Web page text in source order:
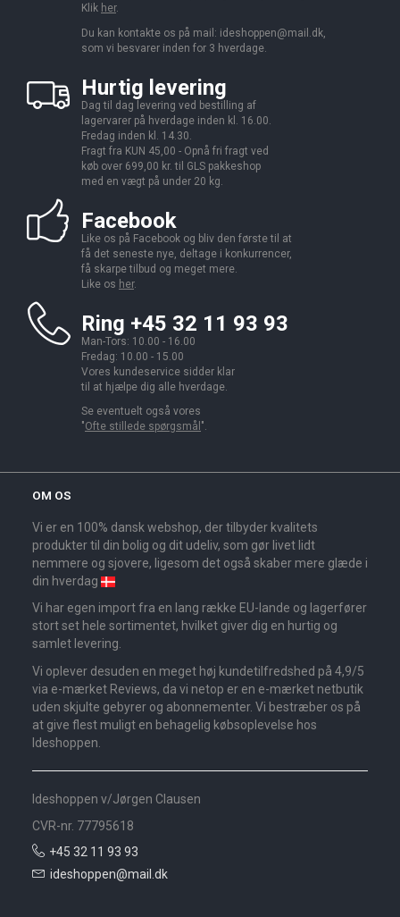
Klik her.
Du kan kontakte os på mail: ideshoppen@mail.dk,
som vi besvarer inden for 3 hverdage.
Hurtig levering
Dag til dag levering ved bestilling af
lagervarer på hverdage inden kl. 16.00.
Fredag inden kl. 14.30.
Fragt fra KUN 45,00 - Opnå fri fragt ved
køb over 699,00 kr. til GLS pakkeshop
med en vægt på under 20 kg.
Facebook
Like os på Facebook og bliv den første til at
få det seneste nye, deltage i konkurrencer,
få skarpe tilbud og meget mere.
Like os her.
Ring +45 32 11 93 93
Man-Tors: 10.00 - 16.00
Fredag: 10.00 - 15.00
Vores kundeservice sidder klar
til at hjælpe dig alle hverdage.
Se eventuelt også vores
"Ofte stillede spørgsmål ".
OM OS
Vi er en 100% dansk webshop, der tilbyder kvalitets
produkter til din bolig og dit udeliv, som gør livet lidt
nemmere og sjovere, ligesom det også skaber mere glæde i
din hverdag
Vi har egen import fra en lang række EU-lande og lagerfører
stort set hele sortimentet, hvilket giver dig en hurtig og
samlet levering.
Vi oplever desuden en meget høj kundetilfredshed på 4,9/5
via e-mærket Reviews, da vi netop er en e-mærket netbutik
uden skjulte gebyrer og abonnementer. Vi bestræber os på
at give flest muligt en behagelig købsoplevelse hos
Ideshoppen.
Ideshoppen v/Jørgen Clausen
CVR-nr. 77795618
+45 32 11 93 93
ideshoppen@mail.dk